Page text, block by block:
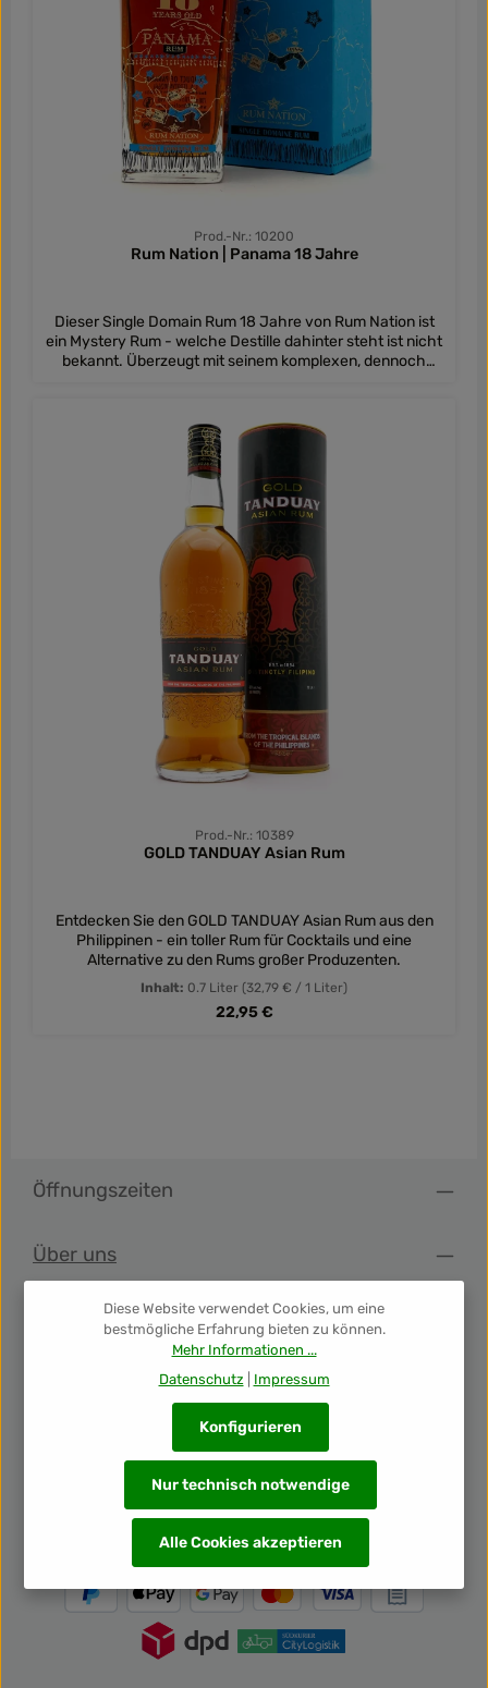
Prod.-Nr.: 10200
Rum Nation | Panama 18 Jahre
Dieser Single Domain Rum 18 Jahre von Rum Nation ist
ein Mystery Rum - welche Destille dahinter steht ist nicht
bekannt. Überzeugt mit seinem komplexen, dennoch
Prod.-Nr.: 10389
GOLD TANDUAY Asian Rum
Entdecken Sie den GOLD TANDUAY Asian Rum aus den
Philippinen - ein toller Rum für Cocktails und eine
Alternative zu den Rums großer Produzenten.
Inhalt: 0.7 Liter (32,79 € / 1 Liter)
Regulärer Preis:
22,95 €
Öffnungszeiten
Über uns
Shop Info
Unsere Auszeichnungen
Diese Website verwendet Cookies, um eine
bestmögliche Erfahrung bieten zu können.
Mehr Informationen ...
Datenschutz
Impressum
Nur technisch notwendige
Konfigurieren
Alle Cookies akzeptieren